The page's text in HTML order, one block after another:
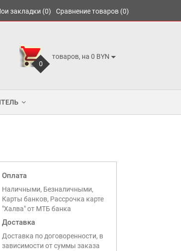
закладки (0) Сравнение товаров (0)
0
товаров, на 0 BYN
Оплата
Наличными, Безналичными,
Карты банков, Рассрочка карте
"Халва" от МТБ банка
Доставка
Доставка по договоренности, в
зависимости от суммы заказа